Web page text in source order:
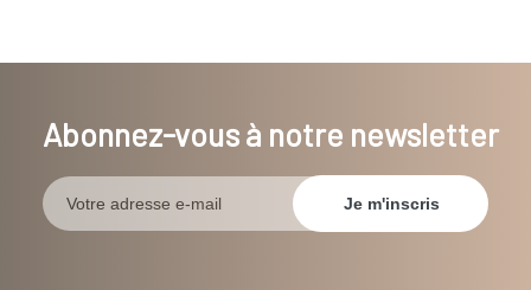
Abonnez-vous à notre newsletter